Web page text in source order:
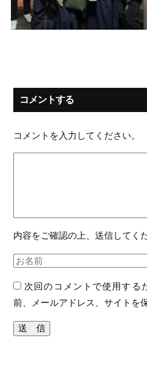
コメントする
コメントを入力してください。
内容をご確認の上、送信してく
次回のコメントで使用する
前、メールアドレス、サイトを